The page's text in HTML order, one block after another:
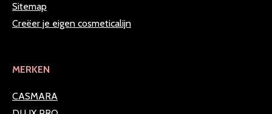
Sitemap
Creëer je eigen cosmeticalijn
MERKEN
CASMARA